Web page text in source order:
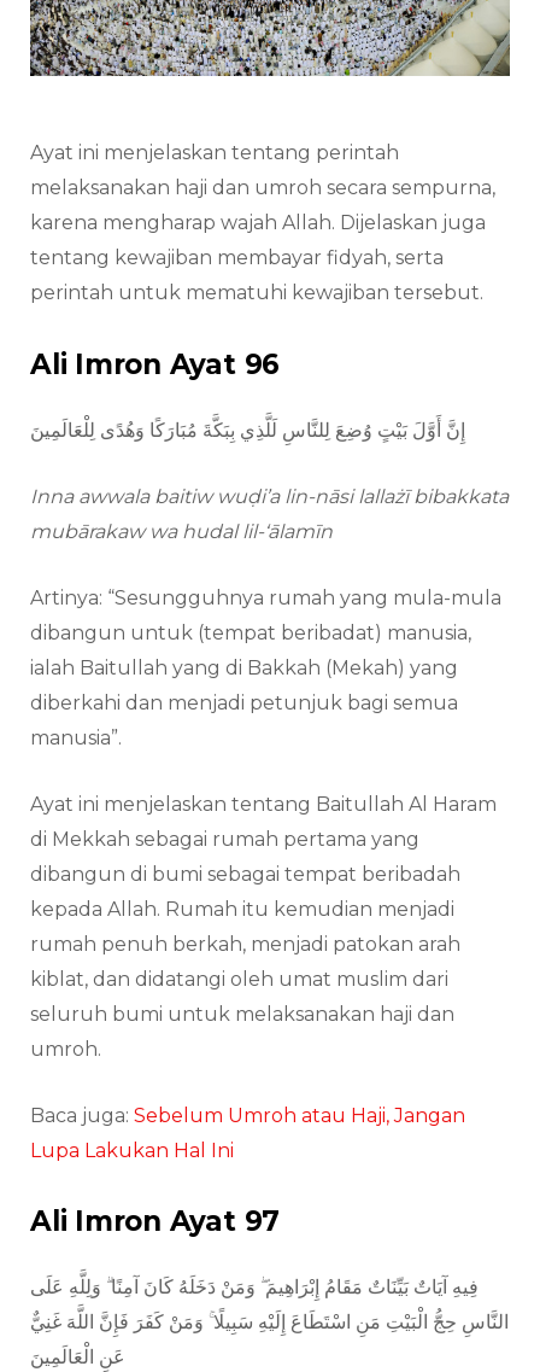
Ayat ini menjelaskan tentang perintah
melaksanakan haji dan umroh secara sempurna,
karena mengharap wajah Allah. Dijelaskan juga
tentang kewajiban membayar fidyah, serta
perintah untuk mematuhi kewajiban tersebut.
Ali Imron Ayat 96
Inna awwala baitiw wuḍi’a lin-nāsi lallażī bibakkata
mubārakaw wa hudal lil-‘ālamīn
Artinya: “Sesungguhnya rumah yang mula-mula
dibangun untuk (tempat beribadat) manusia,
ialah Baitullah yang di Bakkah (Mekah) yang
diberkahi dan menjadi petunjuk bagi semua
manusia”.
Ayat ini menjelaskan tentang Baitullah Al Haram
di Mekkah sebagai rumah pertama yang
dibangun di bumi sebagai tempat beribadah
kepada Allah. Rumah itu kemudian menjadi
rumah penuh berkah, menjadi patokan arah
kiblat, dan didatangi oleh umat muslim dari
seluruh bumi untuk melaksanakan haji dan
umroh.
Baca juga: Sebelum Umroh atau Haji, Jangan
Lupa Lakukan Hal Ini
Ali Imron Ayat 97
فِيهِ آيَاتٌ بَيِّنَاتٌ مَقَامُ إِبْرَاهِيمَ ۖ وَمَنْ دَخَلَهُ كَانَ آمِنًا ۗ وَلِلَّهِ عَلَى
النَّاسِ حِجُّ الْبَيْتِ مَنِ اسْتَطَاعَ إِلَيْهِ سَبِيلًا ۚ وَمَنْ كَفَرَ فَإِنَّ اللَّهَ غَنِيٌّ